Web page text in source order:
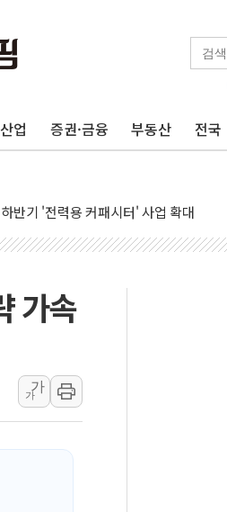
산업 증권·금융 부동산 전국
주민 갑질 아니다"…원주 A아파트 '입
선 달 착륙지 선정 밑그림, 중국 全月 1
관영 대표, 자사주 추가 매입
일, 2분기 영업익 849억원…전년 比
희귀가스 사업 항공우주·방산으로 넓힌다
과학, '코로나19 DNA 백신 플랫폼' 美 특
파트값 0.26%↑…상승폭 커졌지만 고가
업, 덴마크에 초고압변압기 첫 공급...국
서비스 가격 대대적 인상 계획...업계 파
웨이, 2분기 영업익 14.2% 감소…"온라
가속
가
가